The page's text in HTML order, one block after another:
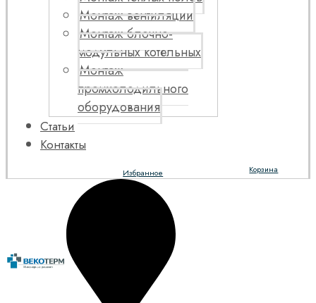
Монтаж вентиляции
Монтаж блочно-
модульных котельных
Монтаж
промхолодильного
оборудования
Статьи
Контакты
Корзина
Избранное